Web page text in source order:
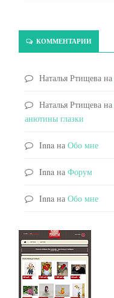
КОММЕНТАРИИ
Наталья Ртищева на
Наталья Ртищева на
анютины глазки
Inna на Обо мне
Inna на Форум
Inna на Обо мне